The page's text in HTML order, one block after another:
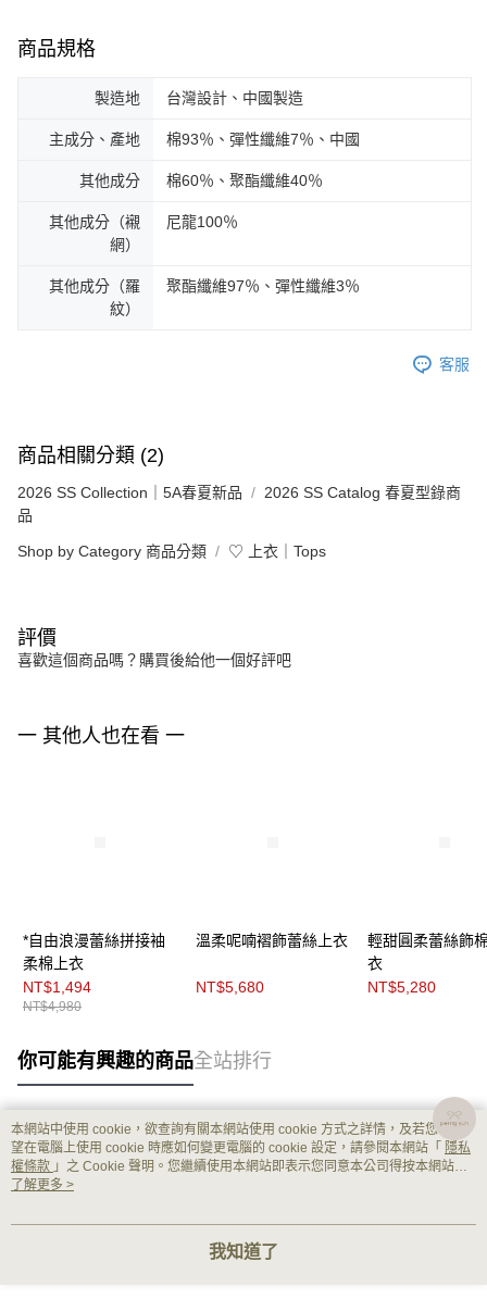
商品規格
製造地 台灣設計、中國製造
主成分、產地 棉93％、彈性纖維7％、中國
其他成分 棉60％、聚酯纖維40％
其他成分（襯
網）
尼龍100％
其他成分（羅
紋）
聚酯纖維97％、彈性纖維3％
客服
商品相關分類 (2)
2026 SS Collection｜5A春夏新品
2026 SS Catalog 春夏型錄商
品
Shop by Category 商品分類 ♡ 上衣｜Tops
評價
喜歡這個商品嗎？購買後給他一個好評吧
一 其他人也在看 一
*自由浪漫蕾絲拼接袖
柔棉上衣
NT$1,494
NT$4,980
溫柔呢喃褶飾蕾絲上衣
NT$5,680
輕甜圓柔蕾絲飾
衣
NT$5,280
你可能有興趣的商品全站排行
熱門標籤
本網站中使用 cookie，欲查詢有關本網站使用 cookie 方式之詳情，及若您不希
望在電腦上使用 cookie 時應如何變更電腦的 cookie 設定，請參閱本網站「 隱私
權條款 」之 Cookie 聲明。您繼續使用本網站即表示您同意本公司得按本網站使
用條款之 Cookie 聲明使用 cookie。
了解更多 >
我知道了